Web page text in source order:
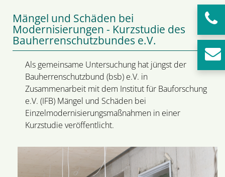
Mängel und Schäden bei
Modernisierungen - Kurzstudie des
Bauherrenschutzbundes e.V.
Als gemeinsame Untersuchung hat jüngst der
Bauherrenschutzbund (bsb) e.V. in
Zusammenarbeit mit dem Institut für Bauforschung
e.V. (IFB) Mängel und Schäden bei
Einzelmodernisierungsmaßnahmen in einer
Kurzstudie veröffentlicht.